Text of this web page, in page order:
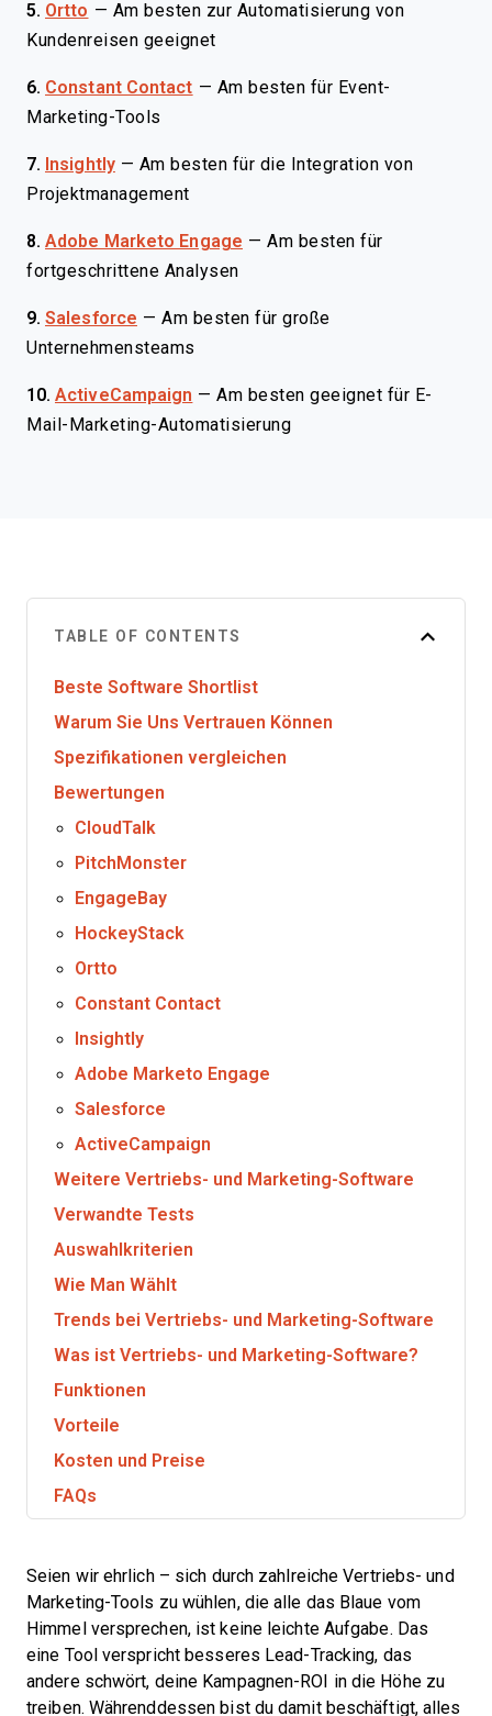
5. Ortto — Am besten zur Automatisierung von
Kundenreisen geeignet
6. Constant Contact — Am besten für Event-
Marketing-Tools
7. Insightly — Am besten für die Integration von
Projektmanagement
8. Adobe Marketo Engage — Am besten für
fortgeschrittene Analysen
9. Salesforce — Am besten für große
Unternehmensteams
10. ActiveCampaign —Am besten geeignet für E-
Mail-Marketing-Automatisierung
TABLE OF CONTENTS
Beste Software Shortlist
Warum Sie Uns Vertrauen Können
Spezifikationen vergleichen
Bewertungen
CloudTalk
PitchMonster
EngageBay
HockeyStack
Ortto
Constant Contact
Insightly
Adobe Marketo Engage
Salesforce
ActiveCampaign
Weitere Vertriebs- und Marketing-Software
Verwandte Tests
Auswahlkriterien
Wie Man Wählt
Trends bei Vertriebs- und Marketing-Software
Was ist Vertriebs- und Marketing-Software?
Funktionen
Vorteile
Kosten und Preise
FAQs
Seien wir ehrlich – sich durch zahlreiche Vertriebs- und
Marketing-Tools zu wühlen, die alle das Blaue vom
Himmel versprechen, ist keine leichte Aufgabe. Das
eine Tool verspricht besseres Lead-Tracking, das
andere schwört, deine Kampagnen-ROI in die Höhe zu
treiben. Währenddessen bist du damit beschäftigt, alles